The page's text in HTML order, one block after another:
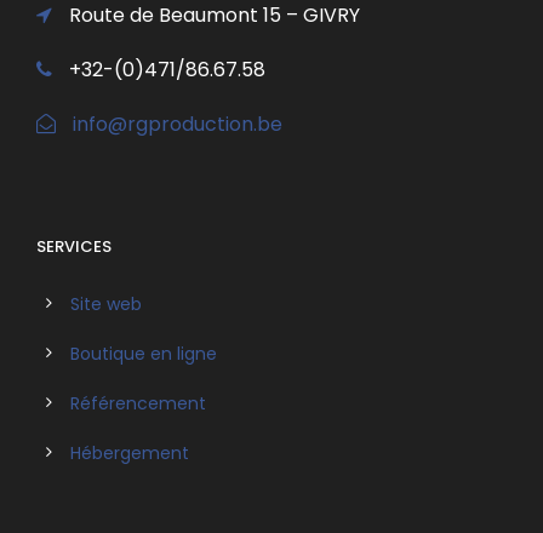
Route de Beaumont 15 – GIVRY
+32-(0)471/86.67.58
info@rgproduction.be
SERVICES
Site web
Boutique en ligne
Référencement
Hébergement